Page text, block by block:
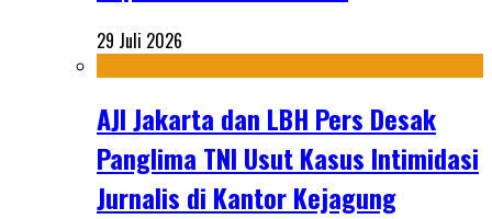
29 Juli 2026
AJI Jakarta dan LBH Pers Desak
Panglima TNI Usut Kasus Intimidasi
Jurnalis di Kantor Kejagung